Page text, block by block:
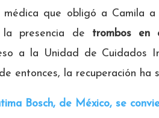
médica que obligó a Camila
la presencia de trombos en
a la Unidad de Cuidados
entonces, la recuperación
Bosch, de México, se